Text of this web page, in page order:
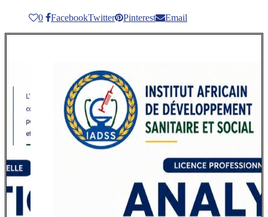
0 FacebookTwitter Pinterest Email